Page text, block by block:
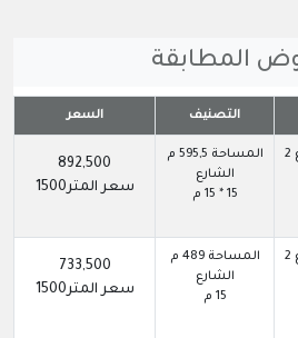
المطابقة
التصنيف السعر
المساحة 595,5 م
الشارع
15 * 15 م
892,500
سعر المتر1500
المساحة 489 م
الشارع
15 م
733,500
سعر المتر1500